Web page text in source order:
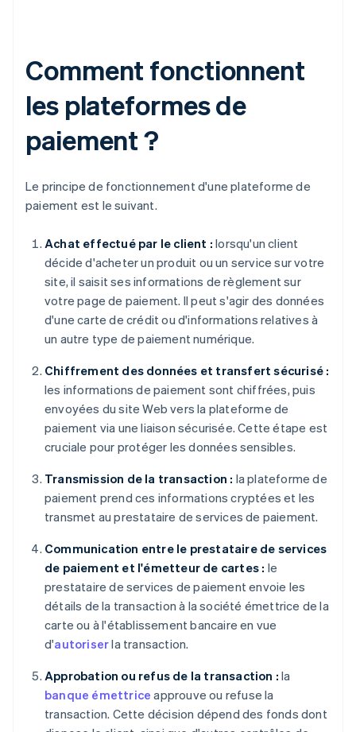
Comment fonctionnent
les plateformes de
paiement ?
Le principe de fonctionnement d'une plateforme de
paiement est le suivant.
Achat effectué par le client : lorsqu'un client
décide d'acheter un produit ou un service sur votre
site, il saisit ses informations de règlement sur
votre page de paiement. Il peut s'agir des données
d'une carte de crédit ou d'informations relatives à
un autre type de paiement numérique.
Chiffrement des données et transfert sécurisé :
les informations de paiement sont chiffrées, puis
envoyées du site Web vers la plateforme de
paiement via une liaison sécurisée. Cette étape est
cruciale pour protéger les données sensibles.
Transmission de la transaction : la plateforme de
paiement prend ces informations cryptées et les
transmet au prestataire de services de paiement.
Communication entre le prestataire de services
de paiement et l'émetteur de cartes : le
prestataire de services de paiement envoie les
détails de la transaction à la société émettrice de la
carte ou à l'établissement bancaire en vue
d'autoriserla transaction.
Approbation ou refus de la transaction : la
banque émettrice approuve ou refuse la
transaction. Cette décision dépend des fonds dont